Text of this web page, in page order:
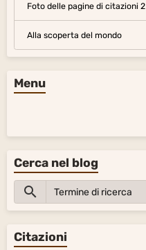
Foto delle pagine di citazioni 2
Alla scoperta del mondo
Menu
Cerca nel blog
Citazioni